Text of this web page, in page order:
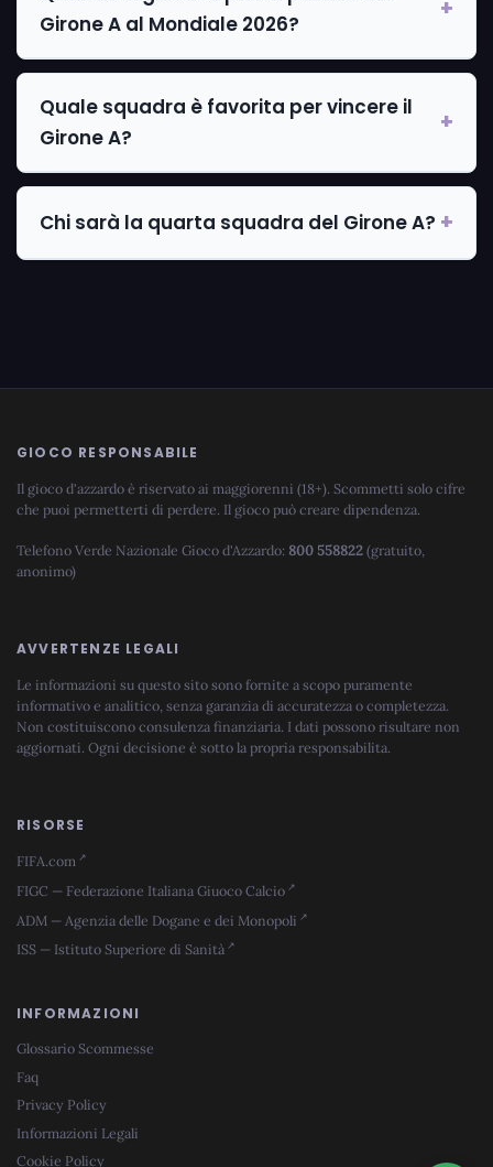
Girone A al Mondiale 2026?
Quale squadra è favorita per vincere il
Girone A?
Chi sarà la quarta squadra del Girone A?
GIOCO RESPONSABILE
Il gioco d'azzardo è riservato ai maggiorenni (18+). Scommetti solo cifre
che puoi permetterti di perdere. Il gioco può creare dipendenza.
Telefono Verde Nazionale Gioco d'Azzardo: 800 558822(gratuito,
anonimo)
AVVERTENZE LEGALI
Le informazioni su questo sito sono fornite a scopo puramente
informativo e analitico, senza garanzia di accuratezza o completezza.
Non costituiscono consulenza finanziaria. I dati possono risultare non
aggiornati. Ogni decisione è sotto la propria responsabilita.
RISORSE
FIFA.com
FIGC — Federazione Italiana Giuoco Calcio
ADM — Agenzia delle Dogane e dei Monopoli
ISS — Istituto Superiore di Sanità
INFORMAZIONI
Glossario Scommesse
Faq
Privacy Policy
Informazioni Legali
Cookie Policy